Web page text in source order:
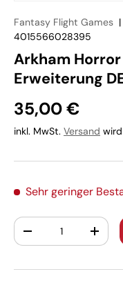
Fantasy Flight Games |
4015566028395
Arkham
Erweiterung
35,00 €
inkl. MwSt. Versand
Sehr geringer
Anzahl
-
+